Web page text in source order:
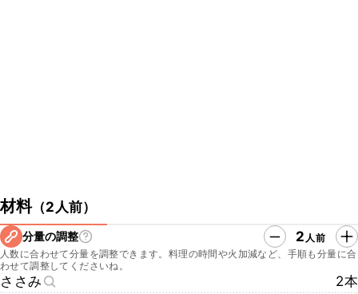
材料（2人前）
分量の調整 2 人前
人数に合わせて分量を調整できます。料理の時間や火加減など、手順も分量に合
わせて調整してくださいね。
ささみ
2本